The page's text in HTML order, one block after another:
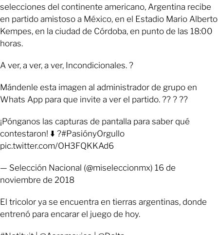
selecciones del continente americano, Argentina recibe
en partido amistoso a México, en el Estadio Mario Alberto
Kempes, en la ciudad de Córdoba, en punto de las 18:00
horas.
A ver, a ver, a ver, Incondicionales. ?
Mándenle esta imagen al administrador de grupo en
Whats App para que invite a ver el partido. ?? ? ??
¡Pónganos las capturas de pantalla para saber qué
contestaron! ⬇️ ?#PasiónyOrgullo
pic.twitter.com/OH3FQKKAd6
— Selección Nacional (@miseleccionmx) 16 de
noviembre de 2018
El tricolor ya se encuentra en tierras argentinas, donde
entrenó para encarar el juego de hoy.